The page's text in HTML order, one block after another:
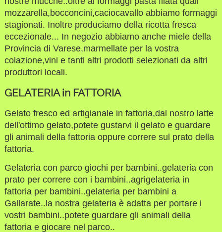
mozzarella,bocconcini,caciocavallo abbiamo formaggi
stagionati. Inoltre produciamo della ricotta fresca
eccezionale... In negozio abbiamo anche miele della
Provincia di Varese,marmellate per la vostra
colazione,vini e tanti altri prodotti selezionati da altri
produttori locali.
GELATERIA in FATTORIA
Gelato fresco ed artigianale in fattoria,dal nostro latte
dell'ottimo gelato,potete gustarvi il gelato e guardare
gli animali della fattoria oppure correre sul prato della
fattoria.
Gelateria con parco giochi per bambini..gelateria con
prato per correre con i bambini..agrigelateria in
fattoria per bambini..gelateria per bambini a
Gallarate..la nostra gelateria è adatta per portare i
vostri bambini..potete guardare gli animali della
fattoria e giocare nel parco..